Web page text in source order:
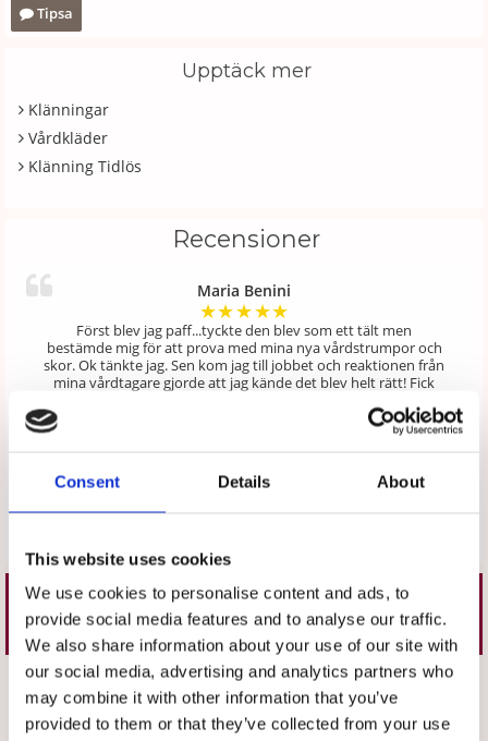
Consent Details About
This website uses cookies
We use cookies to personalise content and ads, to
provide social media features and to analyse our traffic.
We also share information about your use of our site with
our social media, advertising and analytics partners who
may combine it with other information that you’ve
provided to them or that they’ve collected from your use
Tipsa
Upptäck mer
Klänningar
Vårdkläder
Klänning Tidlös
Recensioner
Maria Benini
★★★★★
Först blev jag paff...tyckte den blev som ett tält men
bestämde mig för att prova med mina nya vårdstrumpor och
skor. Ok tänkte jag. Sen kom jag till jobbet och reaktionen från
mina vårdtagare gjorde att jag kände det blev helt rätt! Fick
sätta färg på vår annars gråa tillvaro" många glada ansikten
och positiva reaktioner samt det vänliga tillmötesgående från
plagg "klänning Tidlös" ledig skön och komfortabel.
Liknande produkter
Välj storlek Välj storlek